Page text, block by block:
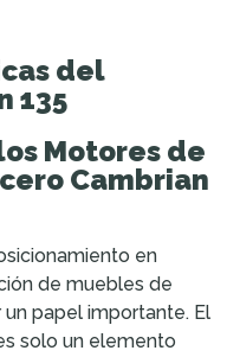
del
135
Motores de
Cambrian
en
de muebles de
papel importante. El
solo un elemento